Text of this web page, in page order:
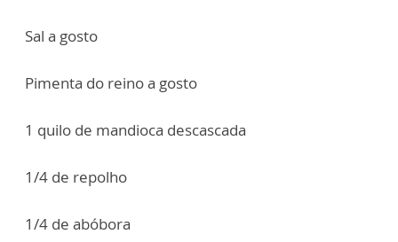
Sal a gosto
Pimenta do reino a gosto
1 quilo de mandioca descascada
1/4 de repolho
1/4 de abóbora